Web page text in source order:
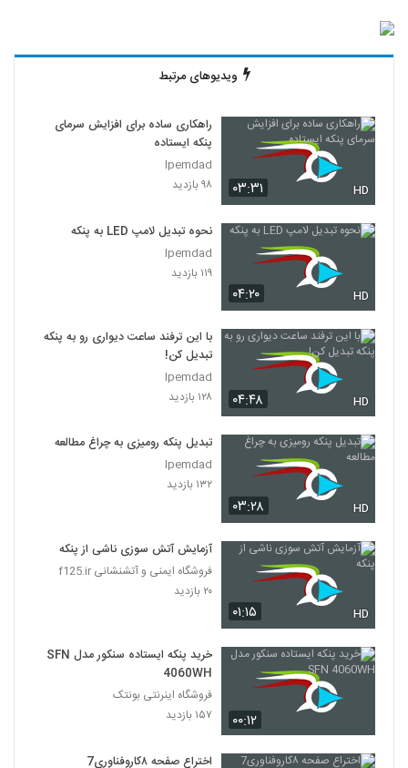
ویدیوهای مرتبط
۰۳:۳۱ HD
راهکاری ساده برای افزایش سرمای
پنکه ایستاده
Ipemdad
۹۸ بازدید
۰۴:۲۰ HD
نحوه تبدیل لامپ LED به پنکه
Ipemdad
۱۱۹ بازدید
۰۴:۴۸ HD
با این ترفند ساعت دیواری رو به پنکه
تبدیل کن!
Ipemdad
۱۲۸ بازدید
۰۳:۲۸ HD
تبدیل پنکه رومیزی به چراغ مطالعه
Ipemdad
۱۳۲ بازدید
۰۱:۱۵ HD
آزمایش آتش سوزی ناشی از پنکه
فروشگاه ایمنی و آتشنشانی f125.ir
۲۰ بازدید
۰۰:۱۲
خرید پنکه ایستاده سنکور مدل SFN
4060WH
فروشگاه اینرنتی بونتک
۱۵۷ بازدید
اختراع صفحه ۸کاروفناوری7